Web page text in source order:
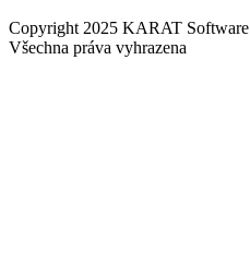
Copyright 2025 KARAT Software
Všechna práva vyhrazena